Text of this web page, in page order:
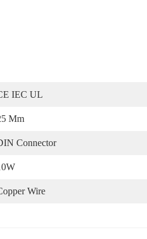
IEC UL
Mm
Connector
Wire